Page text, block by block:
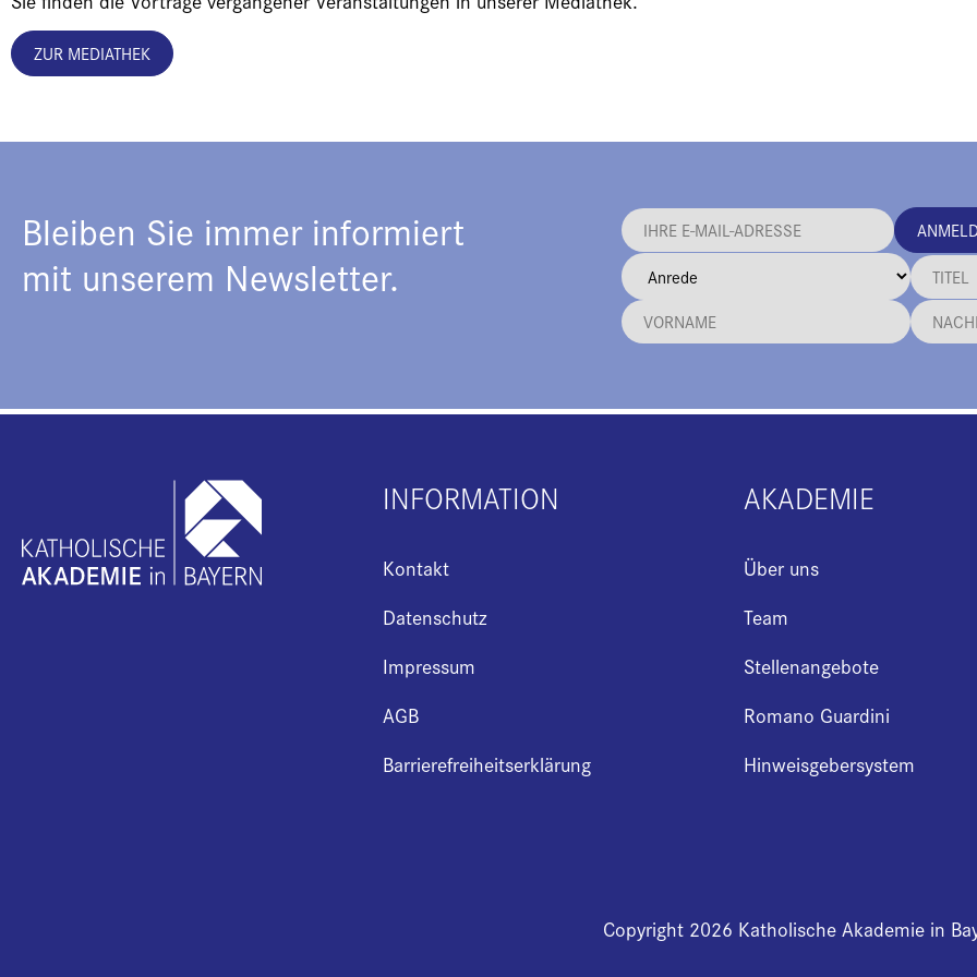
ZUR MEDIATHEK
Bleiben Sie immer informiert
mit unserem Newsletter.
INFORMATION
Kontakt
Datenschutz
Impressum
AGB
Barrierefreiheitserklärung
AKADEMIE
Über uns
Team
Stellenangebote
Romano Guardini
Hinweisgebersystem
Copyright 2026 Katholische Akademie in